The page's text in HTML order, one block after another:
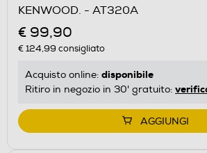
KENWOOD. - AT320A
€ 99,90
€ 124,99 consigliato
Acquisto online: disponibile
Ritiro in negozio in 30' gratuito:
AGGIUNGI